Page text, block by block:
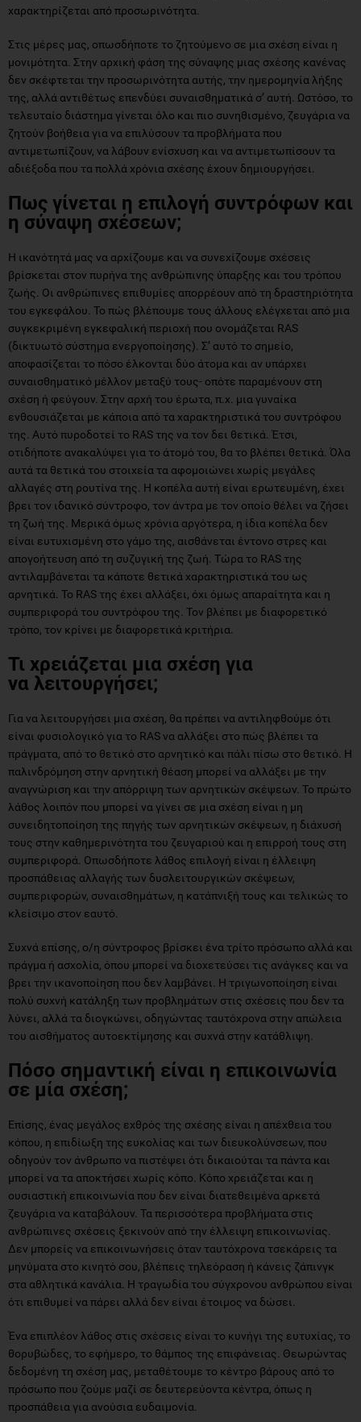
χαρακτηρίζεται από προσωρινότητα.
Στις μέρες μας, οπωσδήποτε το ζητούμενο σε μια σχέση είναι η
μονιμότητα. Στην αρχική φάση της σύναψης μιας σχέσης κανένας
δεν σκέφτεται την προσωρινότητα αυτής, την ημερομηνία λήξης
της, αλλά αντιθέτως επενδύει συναισθηματικά σ’ αυτή. Ωστόσο, το
τελευταίο διάστημα γίνεται όλο και πιο συνηθισμένο, ζευγάρια να
ζητούν βοήθεια για να επιλύσουν τα προβλήματα που
αντιμετωπίζουν, να λάβουν ενίσχυση και να αντιμετωπίσουν τα
αδιέξοδα που τα πολλά χρόνια σχέσης έχουν δημιουργήσει.
Πως γίνεται η επιλογή συντρόφων και
η σύναψη σχέσεων;
Η ικανότητά μας να αρχίζουμε και να συνεχίζουμε σχέσεις
βρίσκεται στον πυρήνα της ανθρώπινης ύπαρξης και του τρόπου
ζωής. Οι ανθρώπινες επιθυμίες απορρέουν από τη δραστηριότητα
του εγκεφάλου. Το πώς βλέπουμε τους άλλους ελέγχεται από μια
συγκεκριμένη εγκεφαλική περιοχή που ονομάζεται RAS
(δικτυωτό σύστημα ενεργοποίησης). Σ’ αυτό το σημείο,
αποφασίζεται το πόσο έλκονται δύο άτομα και αν υπάρχει
συναισθηματικό μέλλον μεταξύ τους- οπότε παραμένουν στη
σχέση ή φεύγουν. Στην αρχή του έρωτα, π.χ. μια γυναίκα
ενθουσιάζεται με κάποια από τα χαρακτηριστικά του συντρόφου
της. Αυτό πυροδοτεί το RAS της να τον δει θετικά. Έτσι,
οτιδήποτε ανακαλύψει για το άτομό του, θα το βλέπει θετικά. Όλα
αυτά τα θετικά του στοιχεία τα αφομοιώνει χωρίς μεγάλες
αλλαγές στη ρουτίνα της. Η κοπέλα αυτή είναι ερωτευμένη, έχει
βρει τον ιδανικό σύντροφο, τον άντρα με τον οποίο θέλει να ζήσει
τη ζωή της. Μερικά όμως χρόνια αργότερα, η ίδια κοπέλα δεν
είναι ευτυχισμένη στο γάμο της, αισθάνεται έντονο στρες και
απογοήτευση από τη συζυγική της ζωή. Τώρα το RAS της
αντιλαμβάνεται τα κάποτε θετικά χαρακτηριστικά του ως
αρνητικά. Το RAS της έχει αλλάξει, όχι όμως απαραίτητα και η
συμπεριφορά του συντρόφου της. Τον βλέπει με διαφορετικό
τρόπο, τον κρίνει με διαφορετικά κριτήρια.
Τι χρειάζεται μια σχέση για
να λειτουργήσει;
Για να λειτουργήσει μια σχέση, θα πρέπει να αντιληφθούμε ότι
είναι φυσιολογικό για το RAS να αλλάξει στο πώς βλέπει τα
πράγματα, από το θετικό στο αρνητικό και πάλι πίσω στο θετικό. Η
παλινδρόμηση στην αρνητική θέαση μπορεί να αλλάξει με την
αναγνώριση και την απόρριψη των αρνητικών σκέψεων. Το πρώτο
λάθος λοιπόν που μπορεί να γίνει σε μια σχέση είναι η μη
συνειδητοποίηση της πηγής των αρνητικών σκέψεων, η διάχυσή
τους στην καθημερινότητα του ζευγαριού και η επιρροή τους στη
συμπεριφορά. Οπωσδήποτε λάθος επιλογή είναι η έλλειψη
προσπάθειας αλλαγής των δυσλειτουργικών σκέψεων,
συμπεριφορών, συναισθημάτων, η κατάπνιξή τους και τελικώς το
κλείσιμο στον εαυτό.
Συχνά επίσης, ο/η σύντροφος βρίσκει ένα τρίτο πρόσωπο αλλά και
πράγμα ή ασχολία, όπου μπορεί να διοχετεύσει τις ανάγκες και να
βρει την ικανοποίηση που δεν λαμβάνει. Η τριγωνοποίηση είναι
πολύ συχνή κατάληξη των προβλημάτων στις σχέσεις που δεν τα
λύνει, αλλά τα διογκώνει, οδηγώντας ταυτόχρονα στην απώλεια
του αισθήματος αυτοεκτίμησης και συχνά στην κατάθλιψη.
Πόσο σημαντική είναι η επικοινωνία
σε μία σχέση;
Επίσης, ένας μεγάλος εχθρός της σχέσης είναι η απέχθεια του
κόπου, η επιδίωξη της ευκολίας και των διευκολύνσεων, που
οδηγούν τον άνθρωπο να πιστέψει ότι δικαιούται τα πάντα και
μπορεί να τα αποκτήσει χωρίς κόπο. Κόπο χρειάζεται και η
ουσιαστική επικοινωνία που δεν είναι διατεθειμένα αρκετά
ζευγάρια να καταβάλουν. Τα περισσότερα προβλήματα στις
ανθρώπινες σχέσεις ξεκινούν από την έλλειψη επικοινωνίας.
Δεν μπορείς να επικοινωνήσεις όταν ταυτόχρονα τσεκάρεις τα
μηνύματα στο κινητό σου, βλέπεις τηλεόραση ή κάνεις ζάπινγκ
στα αθλητικά κανάλια. Η τραγωδία του σύγχρονου ανθρώπου είναι
ότι επιθυμεί να πάρει αλλά δεν είναι έτοιμος να δώσει.
Ένα επιπλέον λάθος στις σχέσεις είναι το κυνήγι της ευτυχίας, το
θορυβώδες, το εφήμερο, το θάμπος της επιφάνειας. Θεωρώντας
δεδομένη τη σχέση μας, μεταθέτουμε το κέντρο βάρους από το
πρόσωπο που ζούμε μαζί σε δευτερεύοντα κέντρα, όπως η
προσπάθεια για ανούσια ευδαιμονία.